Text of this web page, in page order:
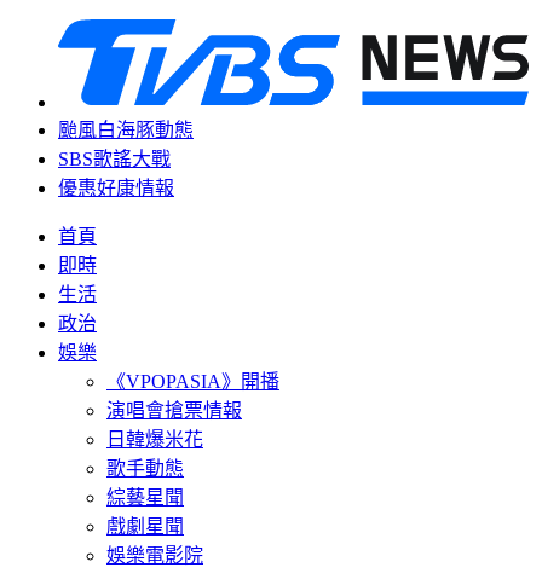
颱風白海豚動態
SBS歌謠大戰
優惠好康情報
首頁
即時
生活
政治
娛樂
《VPOPASIA》開播
演唱會搶票情報
日韓爆米花
歌手動態
綜藝星聞
戲劇星聞
娛樂電影院